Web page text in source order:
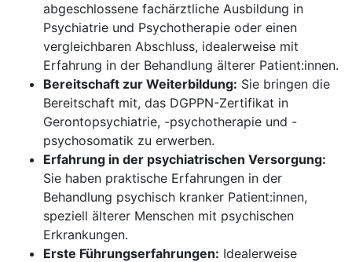
abgeschlossene fachärztliche Ausbildung in
Psychiatrie und Psychotherapie oder einen
vergleichbaren Abschluss, idealerweise mit
Erfahrung in der Behandlung älterer Patient:innen.
Bereitschaft zur Weiterbildung: Sie bringen die
Bereitschaft mit, das DGPPN-Zertifikat in
Gerontopsychiatrie, -psychotherapie und -
psychosomatik zu erwerben.
Erfahrung in der psychiatrischen Versorgung:
Sie haben praktische Erfahrungen in der
Behandlung psychisch kranker Patient:innen,
speziell älterer Menschen mit psychischen
Erkrankungen.
Erste Führungserfahrungen: Idealerweise